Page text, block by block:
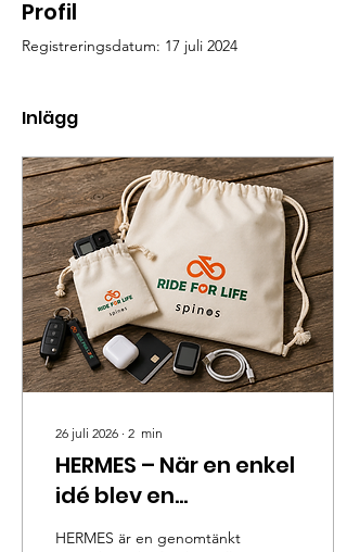
Profil
Registreringsdatum: 17 juli 2024
Inlägg
26 juli 2026 ∙ 2 min
HERMES – När en enkel
idé blev en
genomtänkt väska
HERMES är en genomtänkt